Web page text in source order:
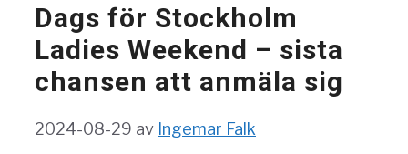
Dags för Stockholm
Ladies Weekend – sista
chansen att anmäla sig
2024-08-29 av Ingemar Falk